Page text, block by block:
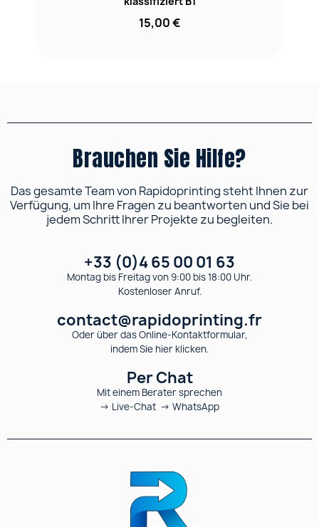
15,00 €
Brauchen Sie Hilfe?
Das gesamte Team von Rapidoprinting steht Ihnen zur
Verfügung, um Ihre Fragen zu beantworten und Sie bei
jedem Schritt Ihrer Projekte zu begleiten.
+33 (0)4 65 00 01 63
Montag bis Freitag von 9:00 bis 18:00 Uhr.
Kostenloser Anruf.
contact@rapidoprinting.fr
Oder über das Online-Kontaktformular,
indem Sie hier klicken.
Per Chat
Mit einem Berater sprechen
→ Live-Chat → WhatsApp